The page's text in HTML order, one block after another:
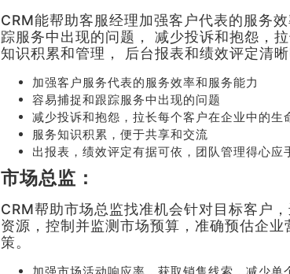
推荐
有礼
介绍客户豪礼
相送
联系我
们
销
热线
3238
在线沟
通
CRM能帮助客服经理加强客户代表的服务
踪服务中出现的问题， 减少投诉和抱怨，
知识积累和管理， 后台报表和绩效评定清晰
加强客户服务代表的服务效率和服务能力
容易捕捉和跟踪服务中出现的问题
减少投诉和抱怨，拉长每个客户在企业中的生
服务知识积累，便于共享和交流
出报表，绩效评定有据可依，团队管理得心应
市场总监：
CRM帮助市场总监找准机会针对目标客户
资源，控制并监测市场预算，准确预估企
策。